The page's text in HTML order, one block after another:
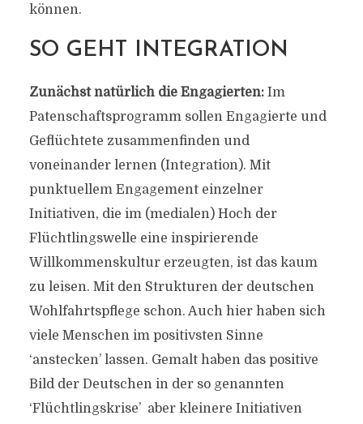
können.
SO GEHT INTEGRATION
Zunächst natürlich die Engagierten:Im
Patenschaftsprogramm sollen Engagierte und
Geflüchtete zusammenfinden und
voneinander lernen (Integration). Mit
punktuellem Engagement einzelner
Initiativen, die im (medialen) Hoch der
Flüchtlingswelle eine inspirierende
Willkommenskultur erzeugten, ist das kaum
zu leisen. Mit den Strukturen der deutschen
Wohlfahrtspflege schon. Auch hier haben sich
viele Menschen im positivsten Sinne
‘anstecken’ lassen. Gemalt haben das positive
Bild der Deutschen in der so genannten
‘Flüchtlingskrise’ aber kleinere Initiativen